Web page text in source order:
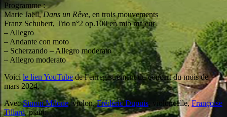
Programme :
Marie Jaëll,Dans un Rêve, en trois mouvements
Franz Schubert, Trio n°2 op.100 en mib majeur
– Allegro
– Andante con moto
– Scherzando – Allegro moderato
– Allegro moderato
Voici le lien YouTubede l’enregistrement du concert du mois de
mars 2024.
AvecSimon Milone, violon,Frédéric Dupuis , violoncelle,Françoise
Tillard, piano